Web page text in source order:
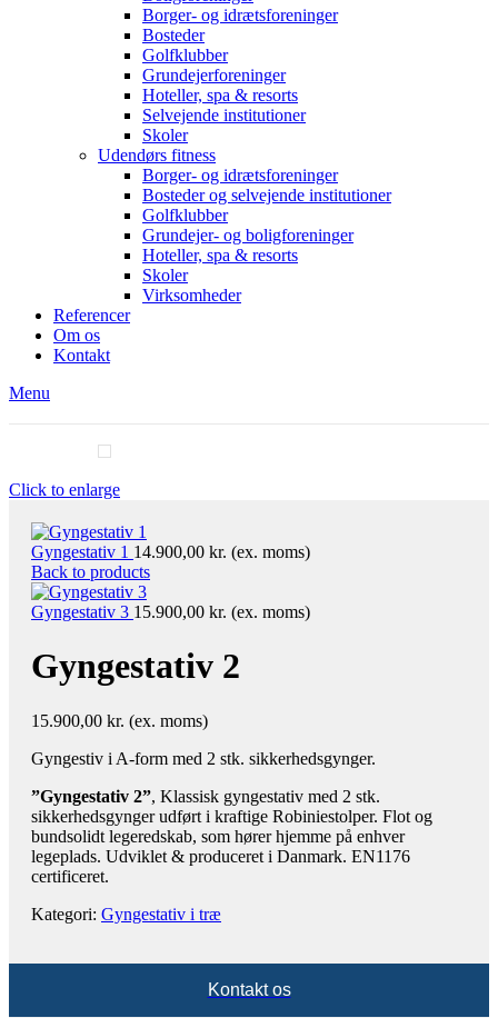
Borger- og idrætsforeninger
Bosteder
Golfklubber
Grundejerforeninger
Hoteller, spa & resorts
Selvejende institutioner
Skoler
Udendørs fitness
Borger- og idrætsforeninger
Bosteder og selvejende institutioner
Golfklubber
Grundejer- og boligforeninger
Hoteller, spa & resorts
Skoler
Virksomheder
Referencer
Om os
Kontakt
Menu
Click to enlarge
Gyngestativ 1 14.900,00 kr. (ex. moms)
Back to products
Gyngestativ 3 15.900,00 kr. (ex. moms)
Gyngestativ 2
15.900,00 kr. (ex. moms)
Gyngestiv i A-form med 2 stk. sikkerhedsgynger.
”Gyngestativ 2”, Klassisk gyngestativ med 2 stk.
sikkerhedsgynger udført i kraftige Robiniestolper. Flot og
bundsolidt legeredskab, som hører hjemme på enhver
legeplads. Udviklet & produceret i Danmark. EN1176
certificeret.
Kategori: Gyngestativ i træ
Kontakt os